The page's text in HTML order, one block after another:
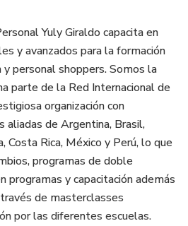
Yuly Giraldo capacita en
y avanzados para la formación
personal shoppers. Somos la
parte de la Red Internacional de
organización con
aliadas de Argentina, Brasil,
Costa Rica, México y Perú, lo que
programas de doble
programas y capacitación además
de masterclasses
por las diferentes escuelas.